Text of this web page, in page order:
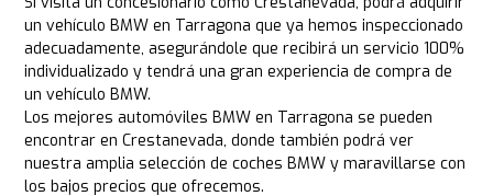
un vehículo BMW en Tarragona que ya hemos inspeccionado
adecuadamente, asegurándole que recibirá un servicio 100%
individualizado y tendrá una gran experiencia de compra de
un vehículo BMW.
Los mejores automóviles BMW en Tarragona se pueden
encontrar en Crestanevada, donde también podrá ver
nuestra amplia selección de coches BMW y maravillarse con
los bajos precios que ofrecemos.